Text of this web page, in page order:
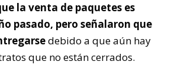
la venta de paquetes es
pasado, pero señalaron que
debido a que aún hay
que no están cerrados.